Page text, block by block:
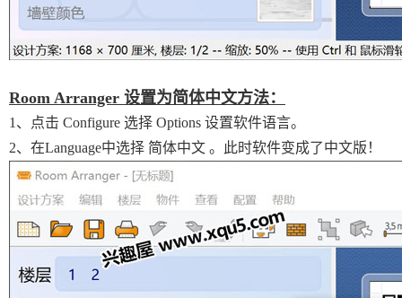
Room Arranger 设置为简体中文方法：
1、点击 Configure 选择 Options 设置软件语言。
2、在Language中选择 简体中文 。此时软件变成了中文版！